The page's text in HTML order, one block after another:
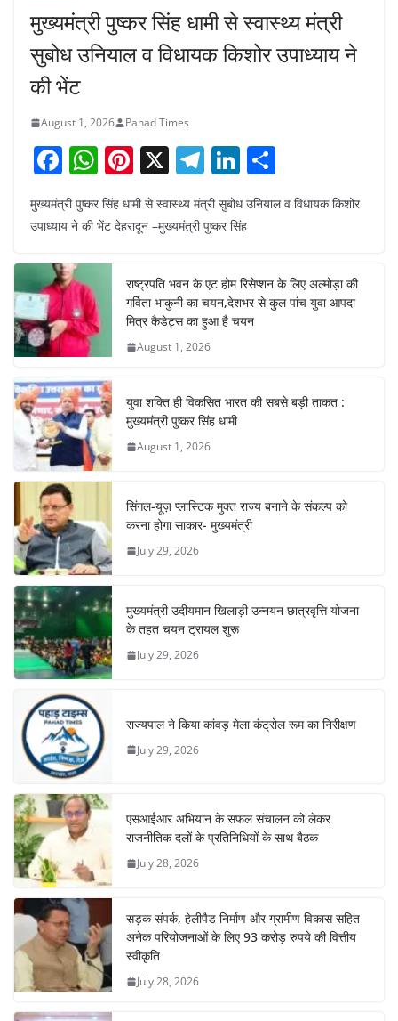
मुख्यमंत्री पुष्कर सिंह धामी से स्वास्थ्य मंत्री
सुबोध उनियाल व विधायक किशोर उपाध्याय ने
की भेंट
August 1, 2026 Pahad Times
F
a
c
b
o
o
k
W
h
at
A
p
p
Pi
nt
er
e
st
X T
el
e
gr
a
m
Li
n
k
dI
n
ar
मुख्यमंत्री पुष्कर सिंह धामी से स्वास्थ्य मंत्री सुबोध उनियाल व विधायक किशोर
उपाध्याय ने की भेंट देहरादून –मुख्यमंत्री पुष्कर सिंह
राष्ट्रपति भवन के एट होम रिसेप्शन के लिए अल्मोड़ा की
गर्विता भाकुनी का चयन,देशभर से कुल पांच युवा आपदा
मित्र कैडेट्स का हुआ है चयन
August 1, 2026
युवा शक्ति ही विकसित भारत की सबसे बड़ी ताकत :
मुख्यमंत्री पुष्कर सिंह धामी
August 1, 2026
सिंगल-यूज़ प्लास्टिक मुक्त राज्य बनाने के संकल्प को
करना होगा साकार- मुख्यमंत्री
July 29, 2026
मुख्यमंत्री उदीयमान खिलाड़ी उन्नयन छात्रवृत्ति योजना
के तहत चयन ट्रायल शुरू
July 29, 2026
राज्यपाल ने किया कांवड़ मेला कंट्रोल रूम का निरीक्षण
July 29, 2026
एसआईआर अभियान के सफल संचालन को लेकर
राजनीतिक दलों के प्रतिनिधियों के साथ बैठक
July 28, 2026
सड़क संपर्क, हेलीपैड निर्माण और ग्रामीण विकास सहित
अनेक परियोजनाओं के लिए 93 करोड़ रुपये की वित्तीय
स्वीकृति
July 28, 2026